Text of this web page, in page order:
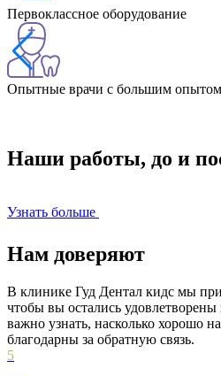
Первоклассное оборудование
Опытные врачи с большим опытом
Наши работы, до и
Узнать больше
Нам доверяют
В клинике Гуд Дентал кидс мы
чтобы вы остались
важно узнать, насколько хорошо
благодарны за обратную связь.
5